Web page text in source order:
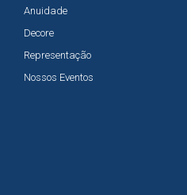
Anuidade
Decore
Representação
Nossos Eventos